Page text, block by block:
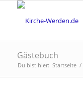
Gästebuch
Du bist hier: Startseite /